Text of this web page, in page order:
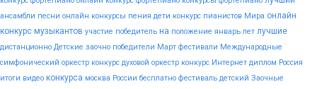
ансамбли песни онлайн конкурсы пения дети конкурс пианистов Мира онлайн
конкурс музыкантов участие победитель на положение январь лет лучшие
дистанционно Детские заочно победители Март фестивали Международные
симфонический оркестр конкурс духовой оркестр конкурс Интернет диплом Россия
итоги видео конкурса москва России бесплатно фестиваль детский Заочные